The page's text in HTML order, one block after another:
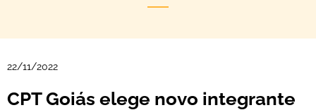
22/11/2022
CPT Goiás elege novo integrante